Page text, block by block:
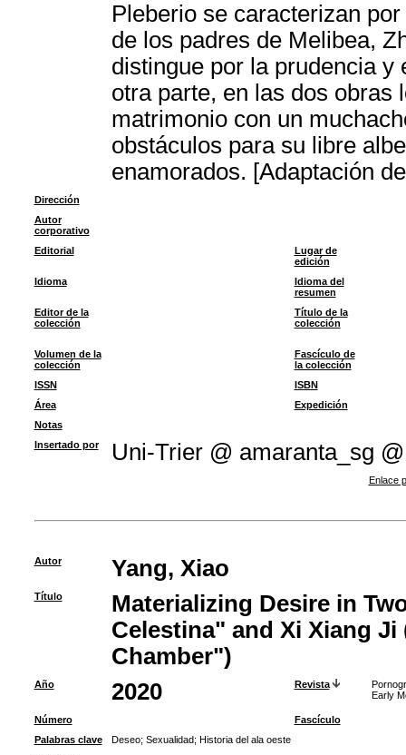
Pleberio se caracterizan
de los padres de Melibea,
distingue por la prudencia y
otra parte, en las dos obras
matrimonio con un
obstáculos para su libre
enamorados. [Adaptación
Dirección
Autor
corporativo
Editorial
Lugar de
edición
Idioma
Idioma del
resumen
Editor de la
colección
Título de la
colección
Volumen de la
colección
Fascículo de
la colección
ISSN
ISBN
Área
Expedición
Notas
Insertado por
Uni-Trier @ amaranta_sg @
Enlace
Autor Yang, Xiao
Título
Materializing Desire in
Celestina" and Xi Xiang
Chamber")
Año 2020 Revista
Early
Número
Fascículo
Palabras clave
Deseo; Sexualidad; Historia del ala oeste